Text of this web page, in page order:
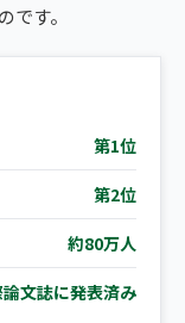
です。
第1位
第2位
約80万人
論文誌に発表済み